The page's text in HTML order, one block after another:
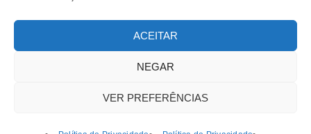
ACEITAR
NEGAR
VER PREFERÊNCIAS
da